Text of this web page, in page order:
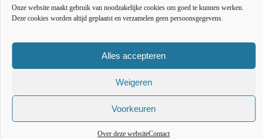
Onze website maakt gebruik van noodzakelijke cookies om goed te kunnen werken.
Deze cookies worden altijd geplaatst en verzamelen geen persoonsgegevens.
Alles accepteren
Weigeren
Voorkeuren
Over deze websiteContact
Over ons
Bestuur en organisatie
Vacatures
Inkoop en aanbesteden
Open data
The